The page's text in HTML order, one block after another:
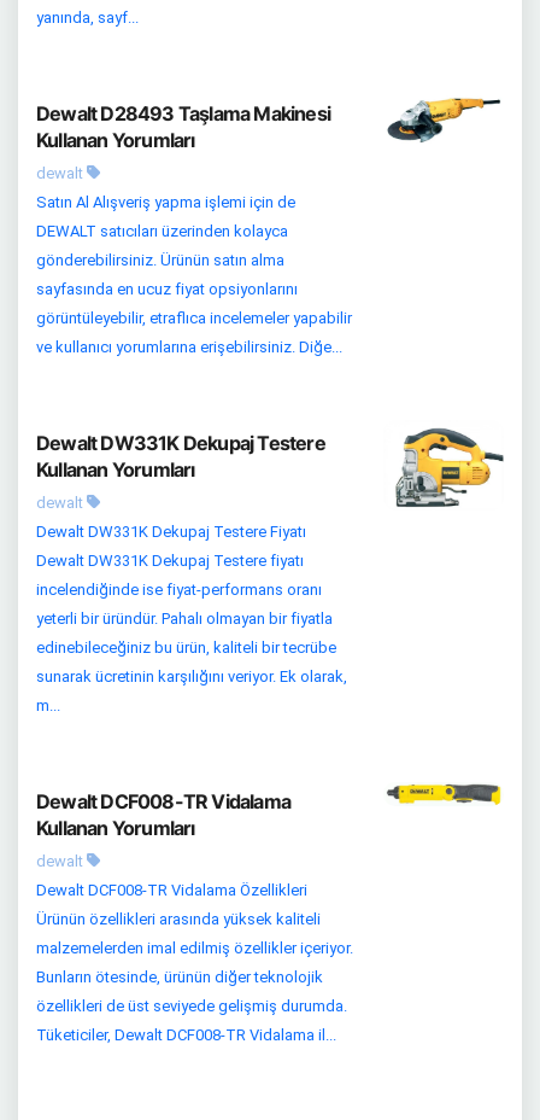
yanında, sayf...
Dewalt D28493 Taşlama Makinesi
Kullanan Yorumları
dewalt
Satın Al Alışveriş yapma işlemi için de
DEWALT satıcıları üzerinden kolayca
gönderebilirsiniz. Ürünün satın alma
sayfasında en ucuz fiyat opsiyonlarını
görüntüleyebilir, etraflıca incelemeler yapabilir
ve kullanıcı yorumlarına erişebilirsiniz. Diğe...
Dewalt DW331K Dekupaj Testere
Kullanan Yorumları
dewalt
Dewalt DW331K Dekupaj Testere Fiyatı
Dewalt DW331K Dekupaj Testere fiyatı
incelendiğinde ise fiyat-performans oranı
yeterli bir üründür. Pahalı olmayan bir fiyatla
edinebileceğiniz bu ürün, kaliteli bir tecrübe
sunarak ücretinin karşılığını veriyor. Ek olarak,
m...
Dewalt DCF008-TR Vidalama
Kullanan Yorumları
dewalt
Dewalt DCF008-TR Vidalama Özellikleri
Ürünün özellikleri arasında yüksek kaliteli
malzemelerden imal edilmiş özellikler içeriyor.
Bunların ötesinde, ürünün diğer teknolojik
özellikleri de üst seviyede gelişmiş durumda.
Tüketiciler, Dewalt DCF008-TR Vidalama il...